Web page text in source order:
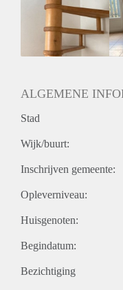
Gedeelde woonkamer:
Huisgenoten: Nee
Geslacht huisgenoten:
ALGEMENE
Stad
Wijk/buurt:
Inschrijven gemeente:
Opleverniveau:
Huisgenoten:
Begindatum:
Bezichtiging